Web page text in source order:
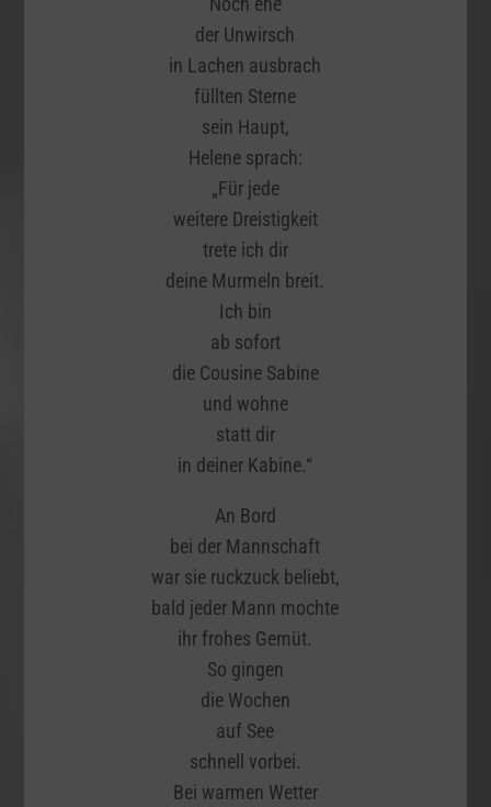
der Unwirsch
in Lachen ausbrach
füllten Sterne
sein Haupt,
Helene sprach:
„Für jede
weitere Dreistigkeit
trete ich dir
deine Murmeln breit.
Ich bin
ab sofort
die Cousine Sabine
und wohne
statt dir
in deiner Kabine.“
An Bord
bei der Mannschaft
war sie ruckzuck beliebt,
bald jeder Mann mochte
ihr frohes Gemüt.
So gingen
die Wochen
auf See
schnell vorbei.
Bei warmen Wetter